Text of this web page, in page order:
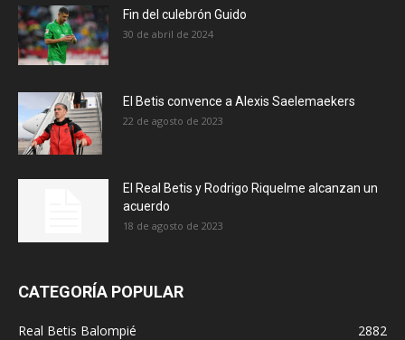
Fin del culebrón Guido
30 de abril de 2024
El Betis convence a Alexis Saelemaekers
22 de agosto de 2023
El Real Betis y Rodrigo Riquelme alcanzan un
acuerdo
18 de agosto de 2023
CATEGORÍA POPULAR
Real Betis Balompié
2882